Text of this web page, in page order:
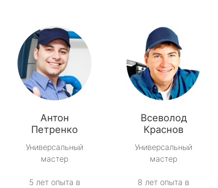
Антон
Петренко
Универсальный
мастер
5 лет опыта в
Всеволод
Краснов
Универсальный
мастер
8 лет опыта в